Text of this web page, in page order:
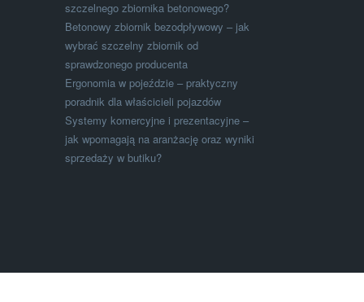
szczelnego zbiornika betonowego?
Betonowy zbiornik bezodpływowy – jak
wybrać szczelny zbiornik od
sprawdzonego producenta
Ergonomia w pojeździe – praktyczny
poradnik dla właścicieli pojazdów
Systemy komercyjne i prezentacyjne –
jak wpomagają na aranżację oraz wyniki
sprzedaży w butiku?